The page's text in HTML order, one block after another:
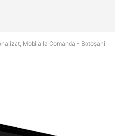
Mobilă la Comandă - Botoşani